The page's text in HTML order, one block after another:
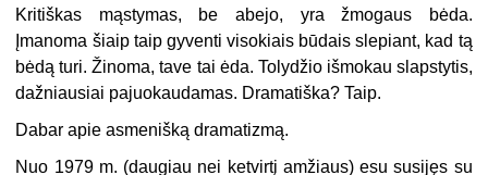
Kritiškas mąstymas, be abejo, yra žmogaus bėda.
Įmanoma šiaip taip gyventi visokiais būdais slepiant, kad tą
bėdą turi. Žinoma, tave tai ėda. Tolydžio išmokau slapstytis,
dažniausiai pajuokaudamas. Dramatiška? Taip.
Dabar apie asmenišką dramatizmą.
Nuo 1979 m. (daugiau nei ketvirtį amžiaus) esu susijęs su